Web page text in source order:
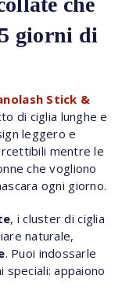
giorni di
Stick &
di ciglia lunghe e
leggero e
mentre le
che vogliono
ogni giorno.
, i cluster di ciglia
naturale,
. Puoi indossarle
appaiono